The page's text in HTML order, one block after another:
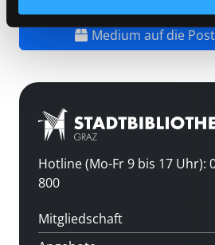
Medium auf die
Hotline (Mo-Fr 9 bis 17 Uhr):
800
Mitgliedschaft